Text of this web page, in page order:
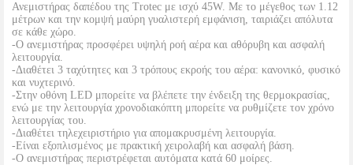
Ανεμιστήρας δαπέδου της Trotec με ισχύ 45W. Με το μέγεθος των 1.12
μέτρων και την κομψή μαύρη γυαλιστερή εμφάνιση, ταιριάζει απόλυτα
σε κάθε χώρο.
-Ο ανεμιστήρας προσφέρει υψηλή ροή αέρα και αθόρυβη και ασφαλή
λειτουργία.
-Διαθέτει 3 ταχύτητες και 3 τρόπους εκροής του αέρα: κανονικό, φυσικό
και νυχτερινό.
-Στην οθόνη LED μπορείτε να βλέπετε την ένδειξη της θερμοκρασίας,
ενώ με την λειτουργία χρονοδιακόπτη μπορείτε να ρυθμίζετε τον χρόνο
λειτουργίας του.
-Διαθέτει τηλεχειριστήριο για απομακρυσμένη λειτουργία.
-Είναι εξοπλισμένος με πρακτική χειρολαβή και ασφαλή βάση.
-Ο ανεμιστήρας περιστρέφεται αυτόματα κατά 60 μοίρες.